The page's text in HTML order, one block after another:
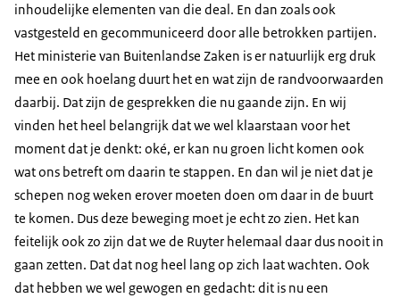
inhoudelijke elementen van die deal. En dan zoals ook
vastgesteld en gecommuniceerd door alle betrokken partijen.
Het ministerie van Buitenlandse Zaken is er natuurlijk erg druk
mee en ook hoelang duurt het en wat zijn de randvoorwaarden
daarbij. Dat zijn de gesprekken die nu gaande zijn. En wij
vinden het heel belangrijk dat we wel klaarstaan voor het
moment dat je denkt: oké, er kan nu groen licht komen ook
wat ons betreft om daarin te stappen. En dan wil je niet dat je
schepen nog weken erover moeten doen om daar in de buurt
te komen. Dus deze beweging moet je echt zo zien. Het kan
feitelijk ook zo zijn dat we de Ruyter helemaal daar dus nooit in
gaan zetten. Dat dat nog heel lang op zich laat wachten. Ook
dat hebben we wel gewogen en gedacht: dit is nu een